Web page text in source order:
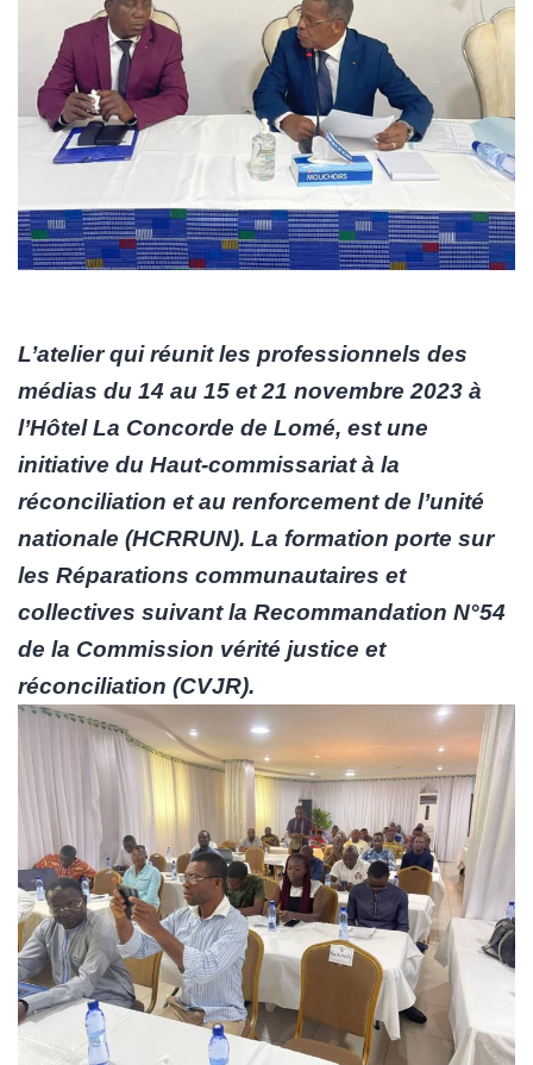
L’atelier qui réunit les professionnels des
médias du 14 au 15 et 21 novembre 2023 à
l’Hôtel La Concorde de Lomé, est une
initiative du Haut-commissariat à la
réconciliation et au renforcement de l’unité
nationale (HCRRUN). La formation porte sur
les Réparations communautaires et
collectives suivant la Recommandation N°54
de la Commission vérité justice et
réconciliation (CVJR).